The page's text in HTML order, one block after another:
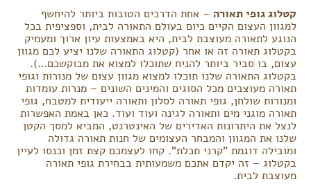
קטלוג גופי תאורה – אחת הדרכים הטובות ביותר להיחשף
למגוון העצום הקיים כיום בעולם התאורה לבית, וספציפית בכל
הנוגע לתאורה מעוצבת לבית, היא באמצעות עיון ארוך ומעמיק
בקטלוג תאורה זה או אחר (קטלוג התאורה שלנו יציע לכם מגוון
עצום, בו סביר ביותר להניח שתוכלו למצוא את מבוקשכם…).
בקטלוג התאורה שלנו תוכלו למצוא מגוון עצום של מנורות וגופי
תאורה מעוצבים מכל הסוגים והמינים השונים – מנרות עומדות
ומנורות שולחן, גופי תאורה לסלון ותאורה ייעודית למטבח, גופי
תאורה מוגני מים ותאורה לגינה ועוד ועוד. כאן באמת האפשרות
לנצל את היתרונות האדירים של האינטרנט, המביא למסך הקטן
שלנו את המגוון והמבחר העצומים של חנות תאורה גדולה
ומובילה דוגמת "קרני תכלת". קחו לעצמכם קצת זמן וכנסו לעיין
בקטלוג – זה יקדם אתכם משמעותית בבחירת גופי תאורה
מעוצבת לבית.